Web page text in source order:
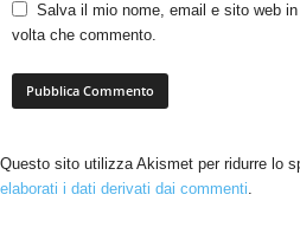
Salva il mio nome, email e sito web
volta che commento.
Questo sito utilizza Akismet per ridurre lo
elaborati i dati derivati dai commenti.